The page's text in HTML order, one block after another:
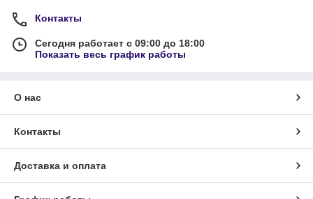
Контакты
Сегодня работает с 09:00 до 18:00
Показать весь график работы
О нас
Контакты
Доставка и оплата